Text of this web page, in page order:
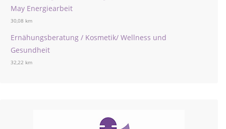
May Energiearbeit
30,08 km
Ernähungsberatung / Kosmetik/ Wellness und
Gesundheit
32,22 km